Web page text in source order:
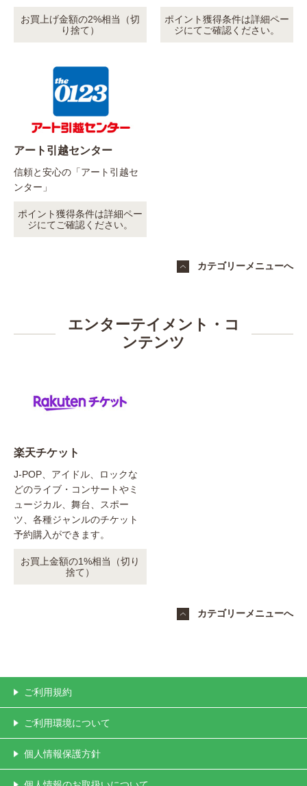
お買上げ金額の2%相当（切
り捨て）
ポイント獲得条件は詳細ペー
ジにてご確認ください。
アート引越センター
信頼と安心の「アート引越セ
ンター」
ポイント獲得条件は詳細ペー
ジにてご確認ください。
カテゴリーメニューへ
エンターテイメント・コ
ンテンツ
楽天チケット
J-POP、アイドル、ロックな
どのライブ・コンサートやミ
ュージカル、舞台、スポー
ツ、各種ジャンルのチケット
予約購入ができます。
お買上金額の1%相当（切り
捨て）
カテゴリーメニューへ
ご利用規約
ご利用環境について
個人情報保護方針